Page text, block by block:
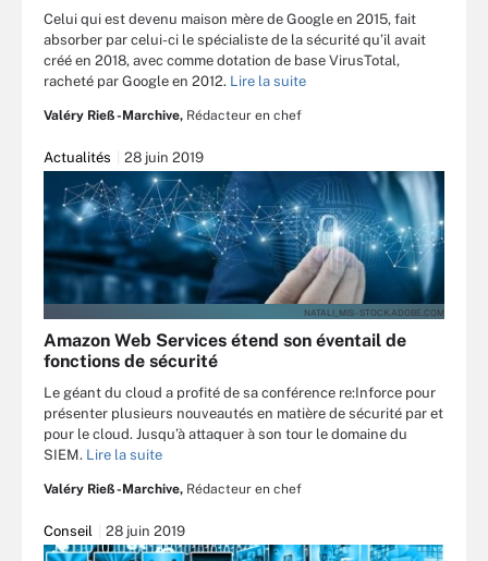
Celui qui est devenu maison mère de Google en 2015, fait
absorber par celui-ci le spécialiste de la sécurité qu’il avait
créé en 2018, avec comme dotation de base VirusTotal,
racheté par Google en 2012. Lire la suite
Valéry Rieß-Marchive, Rédacteur en chef
Actualités 28 juin 2019
NATALI_MIS - STOCK.ADOBE.COM
Amazon Web Services étend son éventail de
fonctions de sécurité
Le géant du cloud a profité de sa conférence re:Inforce pour
présenter plusieurs nouveautés en matière de sécurité par et
pour le cloud. Jusqu’à attaquer à son tour le domaine du
SIEM. Lire la suite
Valéry Rieß-Marchive, Rédacteur en chef
Conseil 28 juin 2019